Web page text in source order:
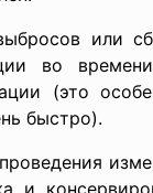
или
во
(это
быстро).
и